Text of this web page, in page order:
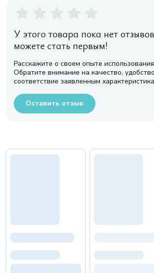
У этого товара пока нет
можете стать первым!
Расскажите о своем опыте
Обратите внимание на качество,
соответствие заявленным
Оставить отзыв